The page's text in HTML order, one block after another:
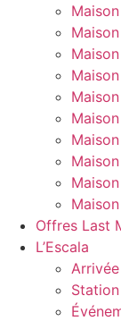
Maison
Offres Last
L’Escala
Arrivée
Station